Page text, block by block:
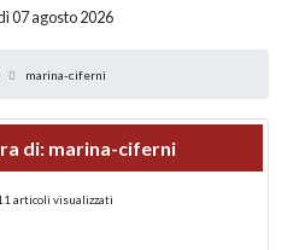
07 agosto 2026
marina-ciferni
di: marina-ciferni
articoli visualizzati